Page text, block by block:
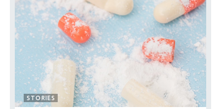
STORIES